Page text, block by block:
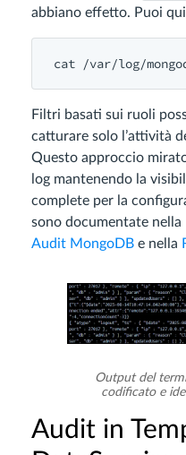
abbiano effetto. Puoi
Filtri basati sui ruoli
catturare solo l’attività
Questo approccio
log mantenendo la
complete per la
sono documentate nella
Audit MongoDB e nella
Output del
codificato e
Audit in